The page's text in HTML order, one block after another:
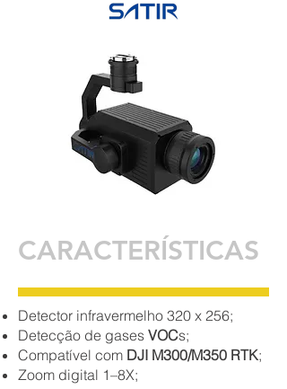
CARACTERÍSTICAS
Detector infravermelho 320 x 256;
Detecção de gases VOCs;
Compatível com DJI M300/M350 RTK;
Zoom digital 1–8X;